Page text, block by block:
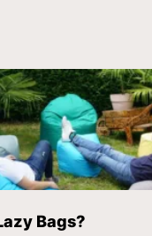
Bags?